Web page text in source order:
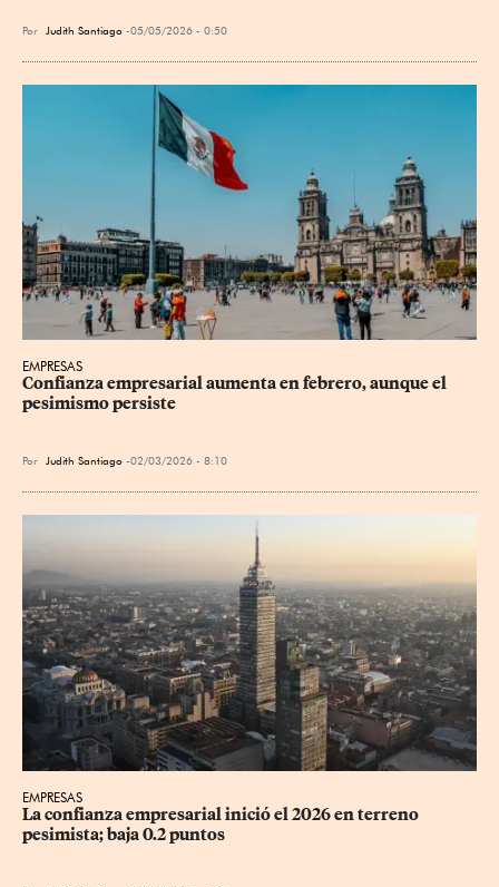
Por Judith Santiago 05/05/2026 - 0:50
EMPRESAS
Confianza empresarial aumenta en febrero, aunque el
pesimismo persiste
Por Judith Santiago 02/03/2026 - 8:10
EMPRESAS
La confianza empresarial inició el 2026 en terreno
pesimista; baja 0.2 puntos